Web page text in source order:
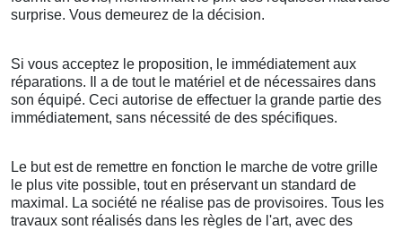
surprise. Vous demeurez de la décision.
Si vous acceptez le proposition, le immédiatement aux
réparations. Il a de tout le matériel et de nécessaires dans
son équipé. Ceci autorise de effectuer la grande partie des
immédiatement, sans nécessité de des spécifiques.
Le but est de remettre en fonction le marche de votre grille
le plus vite possible, tout en préservant un standard de
maximal. La société ne réalise pas de provisoires. Tous les
travaux sont réalisés dans les règles de l'art, avec des